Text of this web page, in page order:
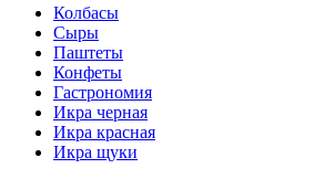
Колбасы
Сыры
Паштеты
Конфеты
Гастрономия
Икра черная
Икра красная
Икра щуки